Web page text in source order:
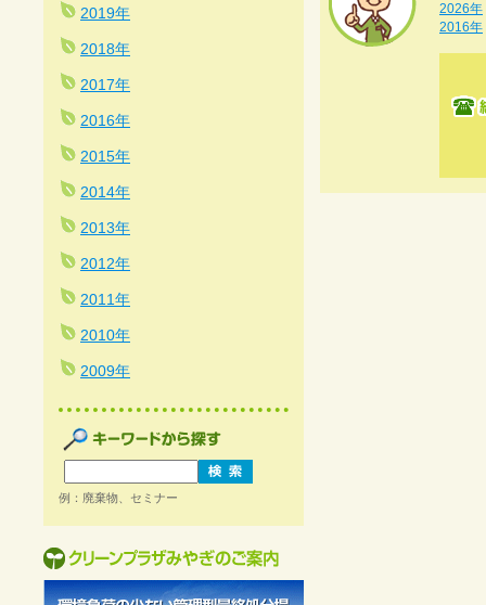
2026年
2016年
2019年
2018年
2017年
2016年
2015年
2014年
2013年
2012年
2011年
2010年
2009年
例：廃棄物、セミナー